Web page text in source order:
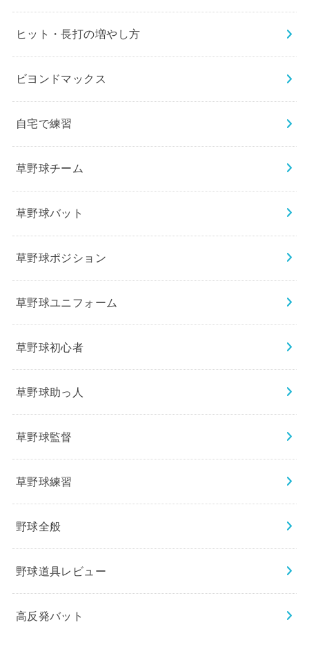
ヒット・長打の増やし方
ビヨンドマックス
自宅で練習
草野球チーム
草野球バット
草野球ポジション
草野球ユニフォーム
草野球初心者
草野球助っ人
草野球監督
草野球練習
野球全般
野球道具レビュー
高反発バット